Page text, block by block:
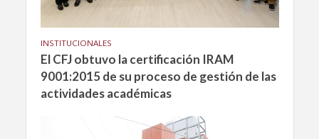
INSTITUCIONALES
El CFJ obtuvo la certificación IRAM
9001:2015 de su proceso de gestión de las
actividades académicas